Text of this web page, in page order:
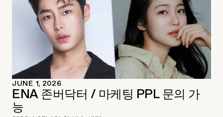
JUNE 1, 2026
ENA 존버닥터 / 마케팅 PPL 문의 가
능